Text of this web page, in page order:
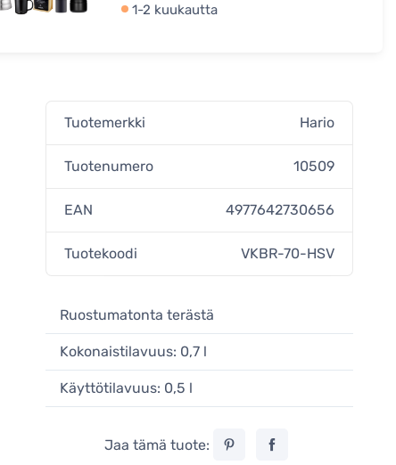
1-2 kuukautta
Tuotemerkki Hario
Tuotenumero 10509
EAN 4977642730656
Tuotekoodi VKBR-70-HSV
Ruostumatonta terästä
Kokonaistilavuus: 0,7 l
Käyttötilavuus: 0,5 l
Jaa tämä tuote: